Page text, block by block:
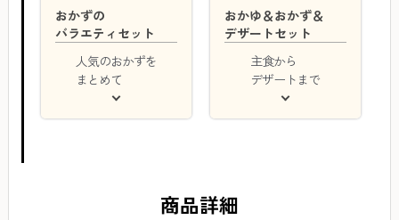
おかずの
バラエティセット
人気のおかずを
まとめて
おかゆ＆おかず＆
デザートセット
主食から
デザートまで
商品詳細